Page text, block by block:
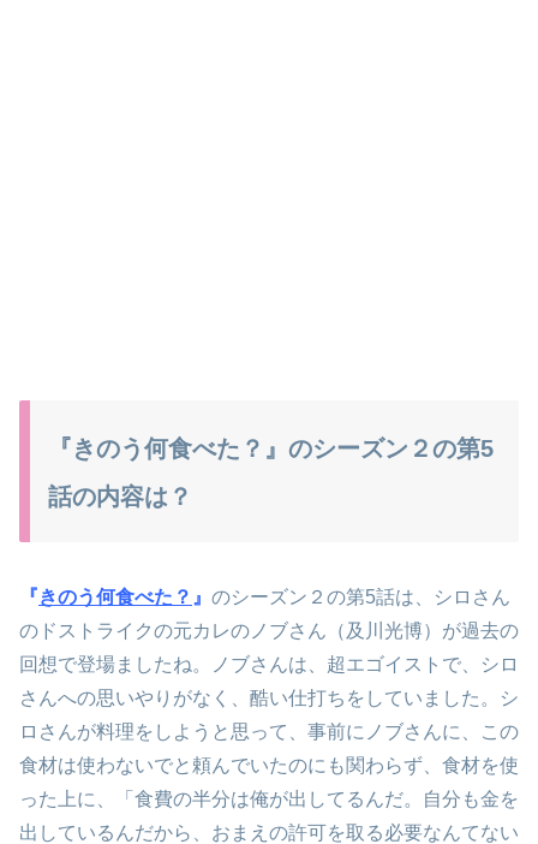
『きのう何食べた？』のシーズン２の第5
話の内容は？
『きのう何食べた？ 』 のシーズン２の第5話は、シロさん
のドストライクの元カレのノブさん（及川光博）が過去の
回想で登場ましたね。ノブさんは、超エゴイストで、シロ
さんへの思いやりがなく、酷い仕打ちをしていました。シ
ロさんが料理をしようと思って、事前にノブさんに、この
食材は使わないでと頼んでいたのにも関わらず、食材を使
った上に、「食費の半分は俺が出してるんだ。自分も金を
出しているんだから、おまえの許可を取る必要なんてない